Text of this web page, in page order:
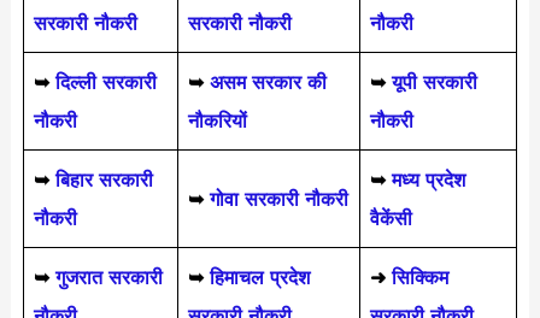
सरकारी नौकरी
सरकारी नौकरी
नौकरी
➥ दिल्ली सरकारी
नौकरी
➥ असम सरकार की
नौकरियों
➥ यूपी सरकारी
नौकरी
➥बिहार सरकारी
नौकरी
➥गोवा सरकारी नौकरी
➥ मध्य प्रदेश
वैकेंसी
➥ गुजरात सरकारी
➥हिमाचल प्रदेश
➜ सिक्किम